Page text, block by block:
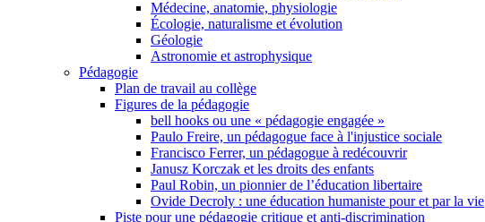
Médecine, anatomie, physiologie
Écologie, naturalisme et évolution
Géologie
Astronomie et astrophysique
Pédagogie
Plan de travail au collège
Figures de la pédagogie
bell hooks ou une « pédagogie engagée »
Paulo Freire, un pédagogue face à l'injustice sociale
Francisco Ferrer, un pédagogue à redécouvrir
Janusz Korczak et les droits des enfants
Paul Robin, un pionnier de l’éducation libertaire
Ovide Decroly : une éducation humaniste pour et par la vie
Piste pour une pédagogie critique et anti-discrimination